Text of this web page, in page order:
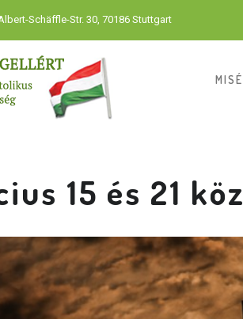
Schäffle-Str. 30, 70186 Stuttgart
15 és 21